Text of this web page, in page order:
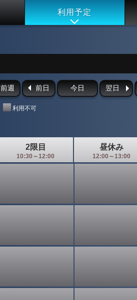
利用予定
前週 前日 今日 翌日
利用不可
2限目
10:30～12:00
昼休み
12:00～13:00